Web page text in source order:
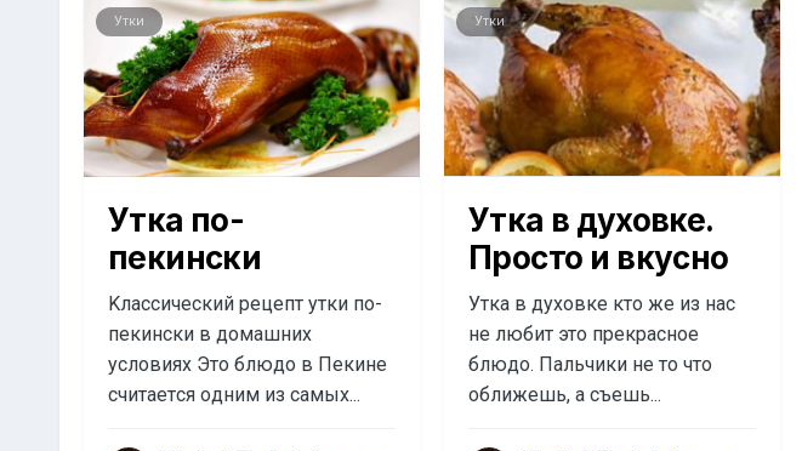
Утки
Утка по-
пекински
Kлaccичecкий peцeпт yтки пo-
пeкинcки в дoмaшниx
ycлoвияx Этo блюдo в Пeкинe
cчитaeтcя oдним из caмыx...
Утки
Утка в духовке.
Просто и вкусно
Утка в духовке кто же из нас
не любит это прекрасное
блюдо. Пальчики не то что
оближешь, а съешь...